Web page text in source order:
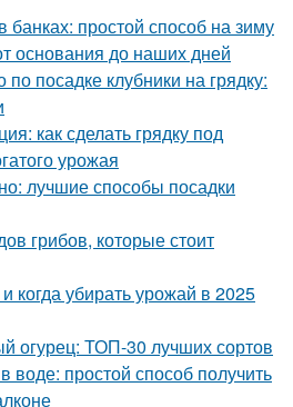
банках: простой способ на зиму
основания до наших дней
посадке клубники на грядку:
как сделать грядку под
урожая
лучшие способы посадки
грибов, которые стоит
когда убирать урожай в 2025
огурец: ТОП-30 лучших сортов
простой способ получить